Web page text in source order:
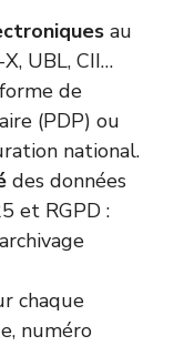
au
UBL, CII…
de
(PDP) ou
national.
des données
et RGPD :
chaque
numéro